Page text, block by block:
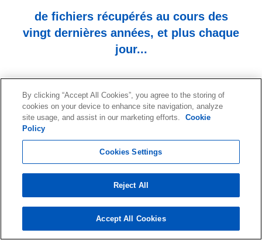
de fichiers récupérés au cours des
vingt dernières années, et plus chaque
jour...
Demandez un devis ou une
évaluation de votre support
C'est gratuit et sans engagement !
By clicking “Accept All Cookies”, you agree to the storing of
cookies on your device to enhance site navigation, analyze
site usage, and assist in our marketing efforts.
Cookie
Policy
Cookies Settings
Reject All
Accept All Cookies